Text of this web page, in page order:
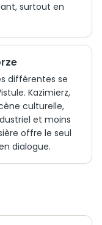
surtout en
différentes se
Kazimierz,
culturelle,
et moins
offre le seul
dialogue.